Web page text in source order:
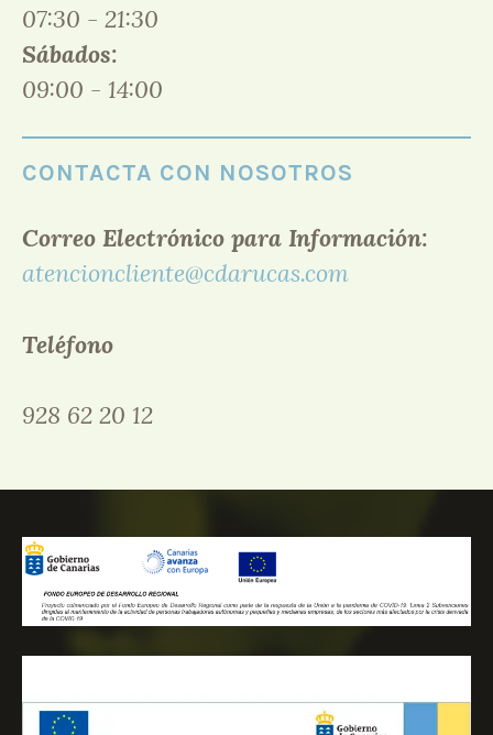
07:30 - 21:30
Sábados:
09:00 - 14:00
CONTACTA CON NOSOTROS
Correo Electrónico para Información:
atencioncliente@cdarucas.com
Teléfono
928 62 20 12